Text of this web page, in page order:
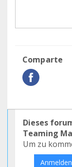
Comparte
Dieses
Teaming
Um zu
Anmelden